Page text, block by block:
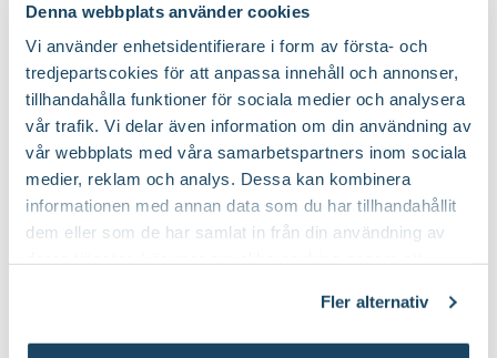
Denna webbplats använder cookies
Vi använder enhetsidentifierare i form av första- och
tredjepartscokies för att anpassa innehåll och annonser,
tillhandahålla funktioner för sociala medier och analysera
vår trafik. Vi delar även information om din användning av
vår webbplats med våra samarbetspartners inom sociala
medier, reklam och analys. Dessa kan kombinera
informationen med annan data som du har tillhandahållit
dem eller som de har samlat in från din användning av
Fler alternativ